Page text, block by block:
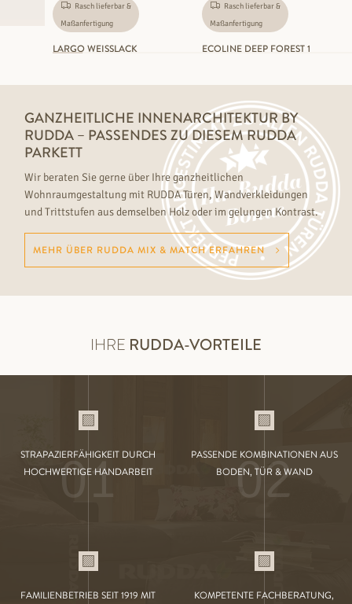
Rasch lieferbar &
Maßanfertigung
LARGO WEISSLACK
Rasch lieferbar &
Maßanfertigung
ECOLINE DEEP FOREST 1
GANZHEITLICHE INNENARCHITEKTUR BY
RUDDA – PASSENDES ZU DIESEM RUDDA
PARKETT
Wir beraten Sie gerne über Ihre ganzheitlichen
Wohnraumgestaltung mit RUDDA Türen, Wandverkleidungen
und Trittstufen aus demselben Holz oder im gelungen Kontrast.
MEHR ÜBER RUDDA MIX & MATCH ERFAHREN
IHRE RUDDA-VORTEILE
STRAPAZIERFÄHIGKEIT DURCH
HOCHWERTIGE HANDARBEIT
01
PASSENDE KOMBINATIONEN AUS
BODEN, TÜR & WAND
02
FAMILIENBETRIEB SEIT 1919 MIT KOMPETENTE FACHBERATUNG,